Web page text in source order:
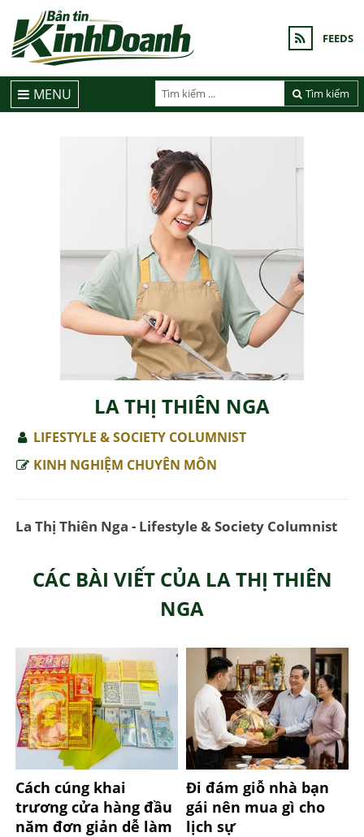
FEEDS
Tìm kiếm
MENU
LA THỊ THIÊN NGA
LIFESTYLE & SOCIETY COLUMNIST
KINH NGHIỆM CHUYÊN MÔN
La Thị Thiên Nga - Lifestyle & Society Columnist
CÁC BÀI VIẾT CỦA LA THỊ THIÊN
NGA
Cách cúng khai
trương cửa hàng đầu
năm đơn giản dễ làm
Đi đám giỗ nhà bạn
gái nên mua gì cho
lịch sự